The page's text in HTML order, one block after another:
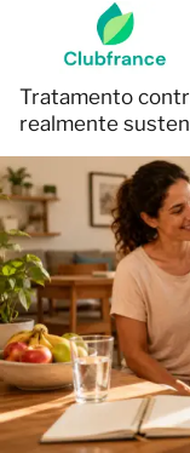
Tratamento
realmente